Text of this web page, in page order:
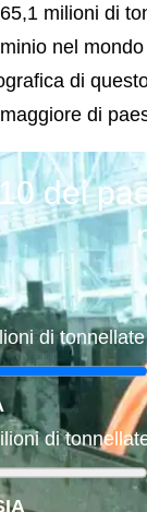
milioni di
nel
di
di
dei
di tonnellate
di